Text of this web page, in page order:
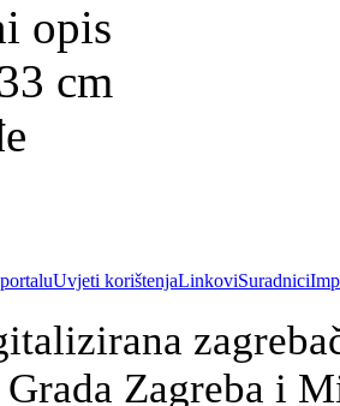
opis
cm
Uvjeti korištenjaLinkoviSuradnici
Grada Zagreba i